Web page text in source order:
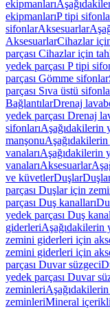
ekipmanları
ekipmanlarıP tipi
sifonlarAksesuarlar
AksesuarlarCihazlar
parçası Cihazlar için
yedek parçası P tipi
parçası Gömme sifonlar
parçası Sıva üstü
BağlantılarDrenaj
yedek parçası Drenaj
sifonlarıAşağıdakilerin
manşonuAşağıdakilerin
vanalarıAşağıdakilerin
vanalarıAksesuarlar
ve küvetlerDuşlar
parçası Duşlar için
parçası Duş kanalları
yedek parçası Duş
giderleriAşağıdakilerin
zemini giderleri için
zemini giderleri için
parçası Duvar süzgeci
yedek parçası Duvar
zeminleri
zeminleriMineral